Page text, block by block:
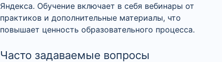
Яндекса. Обучение включает в себя вебинары от
практиков и дополнительные материалы, что
повышает ценность образовательного процесса.
Часто задаваемые вопросы